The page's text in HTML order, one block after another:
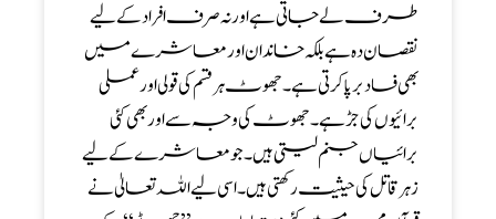
طرف لے جاتی ہے اور نہ صرف افراد کے لیے
نقصان دہ ہے بلکہ خاندان اور معاشرے میں
بھی فساد برپا کرتی ہے ۔ جھوٹ ہر قسم کی قولی اورعملی
برائیوں کی جڑ ہے ۔ جھوٹ کی وجہ سے اور بھی کئی
برائیاں جنم لیتی ہیں۔ جو معاشرے کے لیے
زہرقاتل کی حیثیت رکھتی ہیں ۔ اسی لیے اللہ تعالیٰ نے